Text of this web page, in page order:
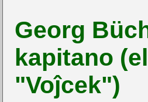
Georg
kapitano
"Voĵcek")